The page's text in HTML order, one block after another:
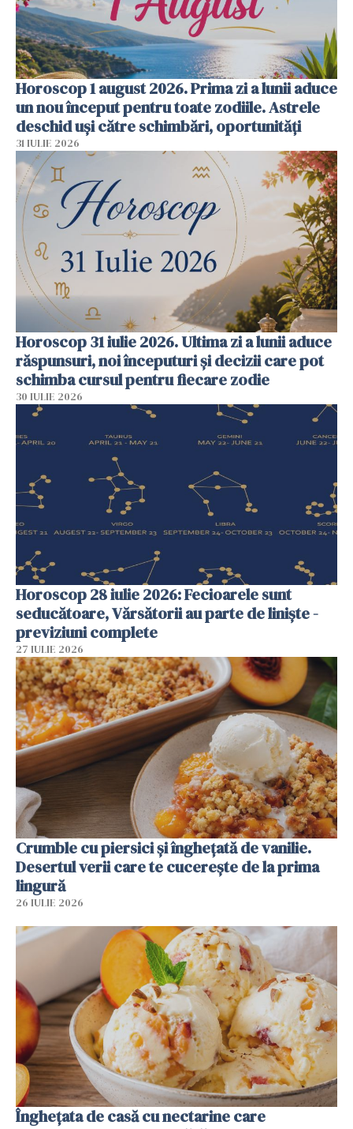
Horoscop 1 august 2026. Prima zi a lunii aduce
un nou început pentru toate zodiile. Astrele
deschid uși către schimbări, oportunități
31 IULIE 2026
Horoscop 31 iulie 2026. Ultima zi a lunii aduce
răspunsuri, noi începuturi și decizii care pot
schimba cursul pentru fiecare zodie
30 IULIE 2026
Horoscop 28 iulie 2026: Fecioarele sunt
seducătoare, Vărsătorii au parte de liniște -
previziuni complete
27 IULIE 2026
Crumble cu piersici și înghețată de vanilie.
Desertul verii care te cucerește de la prima
lingură
26 IULIE 2026
Înghețata de casă cu nectarine care